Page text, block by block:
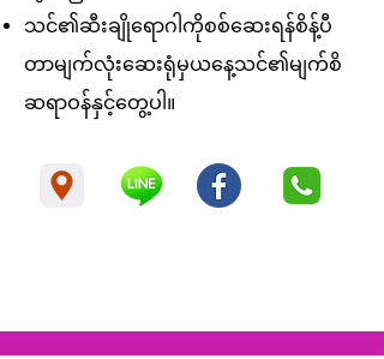
သင်၏ဆီးချိုရောဂါကိုစစ်ဆေးရန်စိန့်ပီ
တာမျက်လုံးဆေးရုံမှယနေ့သင်၏မျက်စိ
ဆရာဝန်နှင့်တွေ့ပါ။